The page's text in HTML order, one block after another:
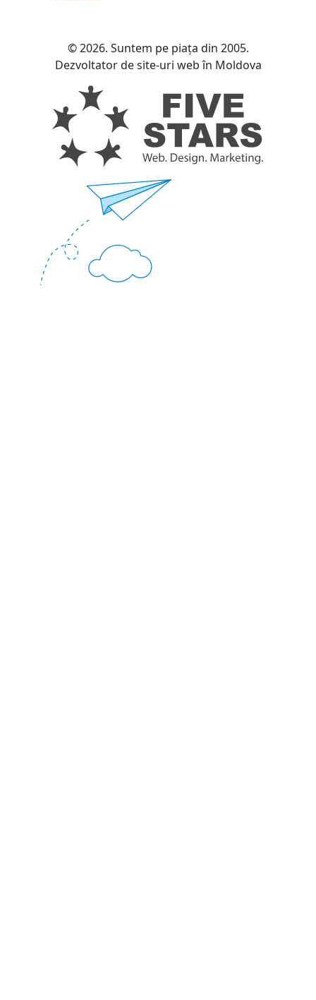
© 2026. Suntem pe piața din 2005.
Dezvoltator de site-uri web în Moldova